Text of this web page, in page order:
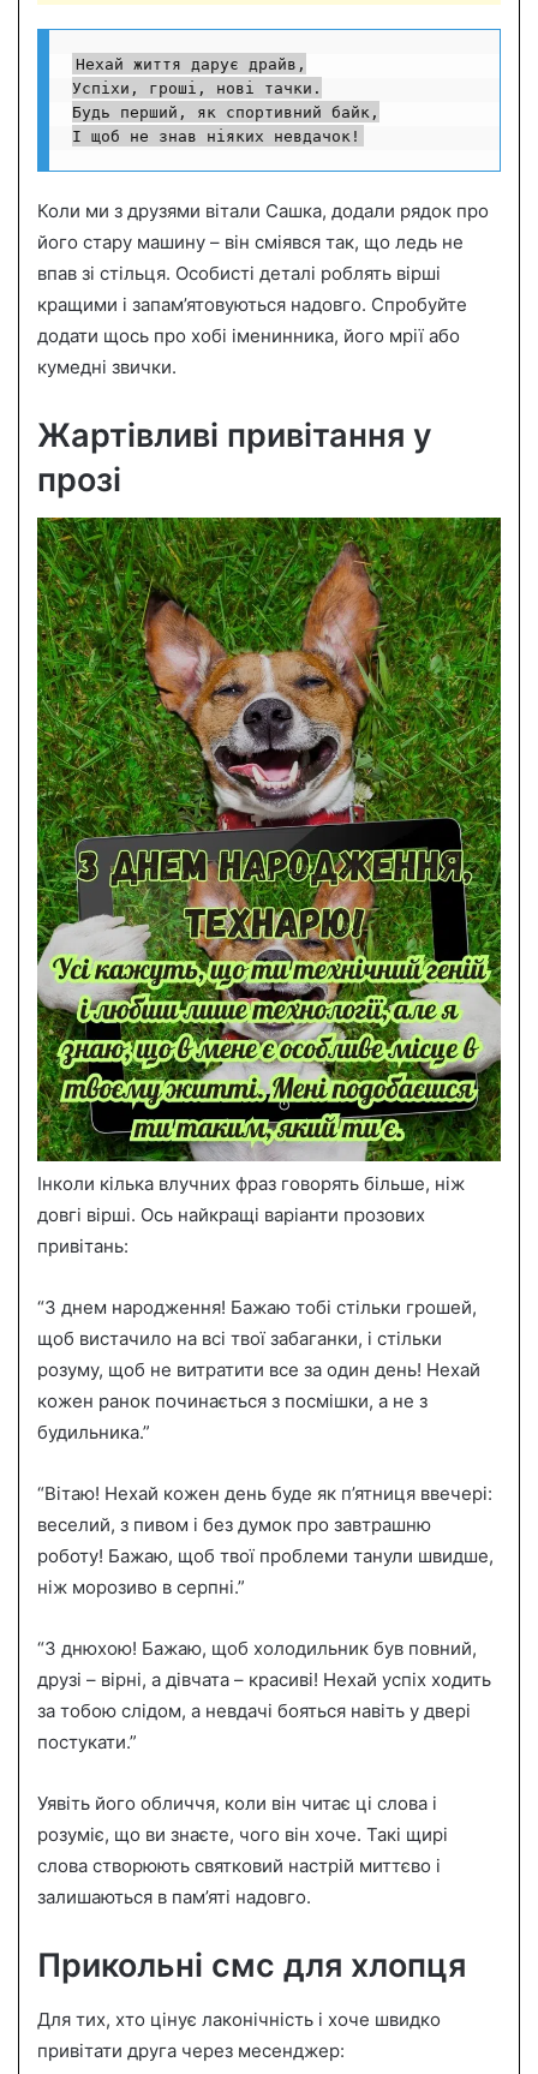
Нехай життя дарує драйв,
Успіхи, гроші, нові тачки.
Будь перший, як спортивний байк,
І щоб не знав ніяких невдачок!
Коли ми з друзями вітали Сашка, додали рядок про
його стару машину – він сміявся так, що ледь не
впав зі стільця. Особисті деталі роблять вірші
кращими і запам’ятовуються надовго. Спробуйте
додати щось про хобі іменинника, його мрії або
кумедні звички.
Жартівливі привітання у
прозі
Інколи кілька влучних фраз говорять більше, ніж
довгі вірші. Ось найкращі варіанти прозових
привітань:
“З днем народження! Бажаю тобі стільки грошей,
щоб вистачило на всі твої забаганки, і стільки
розуму, щоб не витратити все за один день! Нехай
кожен ранок починається з посмішки, а не з
будильника.”
“Вітаю! Нехай кожен день буде як п’ятниця ввечері:
веселий, з пивом і без думок про завтрашню
роботу! Бажаю, щоб твої проблеми танули швидше,
ніж морозиво в серпні.”
“З днюхою! Бажаю, щоб холодильник був повний,
друзі – вірні, а дівчата – красиві! Нехай успіх ходить
за тобою слідом, а невдачі бояться навіть у двері
постукати.”
Уявіть його обличчя, коли він читає ці слова і
розуміє, що ви знаєте, чого він хоче. Такі щирі
слова створюють святковий настрій миттєво і
залишаються в пам’яті надовго.
Прикольні смс для хлопця
Для тих, хто цінує лаконічність і хоче швидко
привітати друга через месенджер: